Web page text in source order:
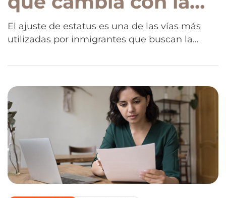
nueva política de
USCIS y quiénes
podrían verse
afectados
El ajuste de estatus es una de las vías más
utilizadas por inmigrantes que buscan la
memorándum de USCIS genera dudas, temor
más obstáculos y qué pasará con los casos
pendientes.